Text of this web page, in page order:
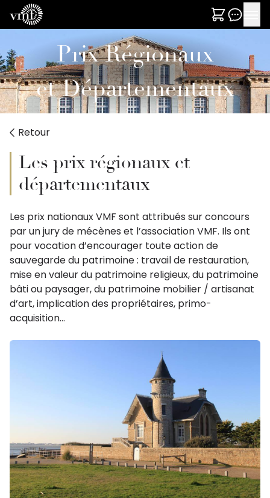
Prix Régionaux
et Départementaux
Retour
Les prix régionaux et
départementaux
Les prix nationaux VMF sont attribués sur concours
par un jury de mécènes et l’association VMF. Ils ont
pour vocation d’encourager toute action de
sauvegarde du patrimoine : travail de restauration,
mise en valeur du patrimoine religieux, du patrimoine
bâti ou paysager, du patrimoine mobilier / artisanat
d’art, implication des propriétaires, primo-
acquisition…